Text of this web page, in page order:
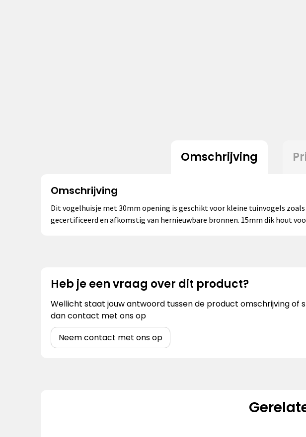
Omschrijving
Omschrijving
Dit vogelhuisje met 30mm opening is geschikt voor kleine tuinvogels
gecertificeerd en afkomstig van hernieuwbare bronnen. 15mm dik hout
Heb je een vraag over dit product?
Wellicht staat jouw antwoord tussen de product omschrijving of
dan contact met ons op
Neem contact met ons op